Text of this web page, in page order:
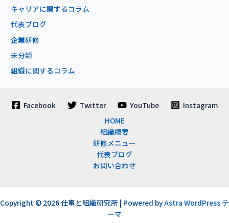
キャリアに関するコラム
代表ブログ
企業研修
未分類
組織に関するコラム
Facebook Twitter YouTube
Instagram
HOME
組織概要
研修メニュー
代表ブログ
お問い合わせ
Copyright © 2026 仕事と組織研究所 | Powered byAstra WordPress テ
ーマ